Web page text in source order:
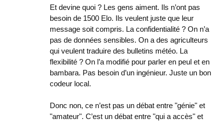
Et devine quoi ? Les gens aiment. Ils n’ont pas
besoin de 1500 Elo. Ils veulent juste que leur
message soit compris. La confidentialité ? On n’a
pas de données sensibles. On a des agriculteurs
qui veulent traduire des bulletins météo. La
flexibilité ? On l’a modifié pour parler en peul et en
bambara. Pas besoin d’un ingénieur. Juste un bon
codeur local.
Donc non, ce n’est pas un débat entre "génie" et
"amateur". C’est un débat entre "qui a accès" et